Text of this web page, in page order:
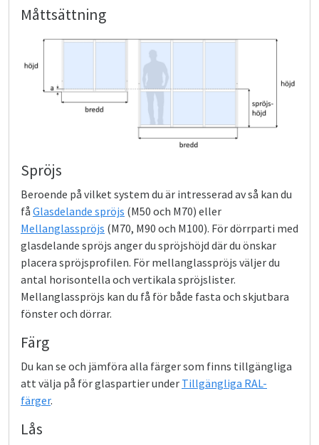
Måttsättning
Spröjs
Beroende på vilket system du är intresserad av så kan du
få Glasdelande spröjs (M50 och M70) eller
Mellanglasspröjs (M70, M90 och M100). För dörrparti med
glasdelande spröjs anger du spröjshöjd där du önskar
placera spröjsprofilen. För mellanglasspröjs väljer du
antal horisontella och vertikala spröjslister.
Mellanglasspröjs kan du få för både fasta och skjutbara
fönster och dörrar.
Färg
Du kan se och jämföra alla färger som finns tillgängliga
att välja på för glaspartier under Tillgängliga RAL-
färger.
Lås